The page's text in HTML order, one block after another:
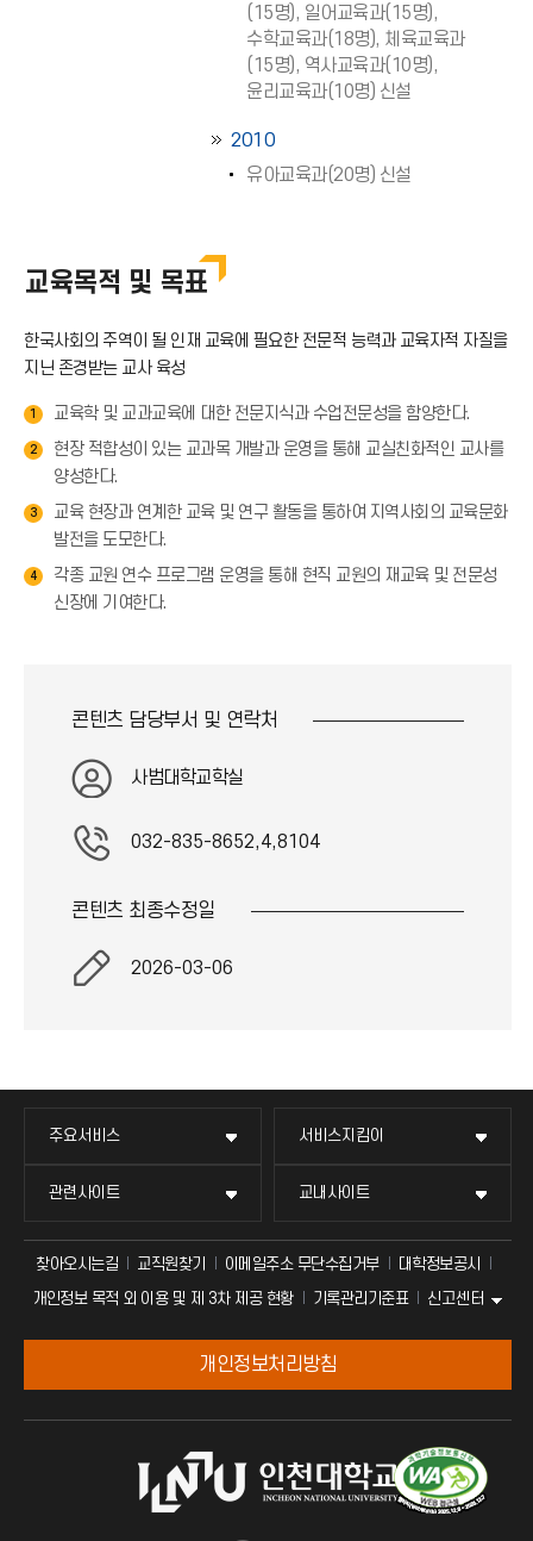
(15명), 일어교육과(15명),
수학교육과(18명), 체육교육과
(15명), 역사교육과(10명),
윤리교육과(10명) 신설
2010
유아교육과(20명) 신설
교육목적 및 목표
한국사회의 주역이 될 인재 교육에 필요한 전문적 능력과 교육자적 자질을
지닌 존경받는 교사 육성
1 교육학 및 교과교육에 대한 전문지식과 수업전문성을 함양한다.
2
현장 적합성이 있는 교과목 개발과 운영을 통해 교실친화적인 교사를
양성한다.
3
교육 현장과 연계한 교육 및 연구 활동을 통하여 지역사회의 교육문화
발전을 도모한다.
4
각종 교원 연수 프로그램 운영을 통해 현직 교원의 재교육 및 전문성
신장에 기여한다.
콘텐츠 담당부서 및 연락처
사범대학교학실
032-835-8652,4,8104
콘텐츠 최종수정일
2026-03-06
주요서비스 서비스지킴이
관련사이트 교내사이트
찾아오시는길 교직원찾기 이메일주소 무단수집거부
대학정보공시
개인정보 목적 외 이용 및 제 3차 제공 현황
기록관리기준표 신고센터
개인정보처리방침